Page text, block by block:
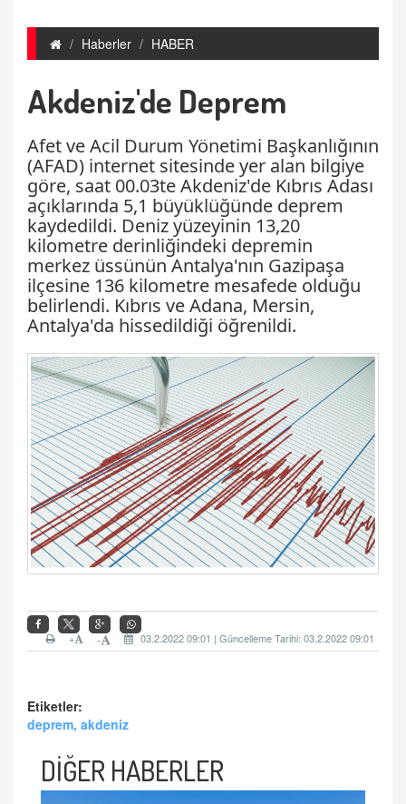
Haberler HABER
Akdeniz'de Deprem
Afet ve Acil Durum Yönetimi Başkanlığının
(AFAD) internet sitesinde yer alan bilgiye
göre, saat 00.03te Akdeniz'de Kıbrıs Adası
açıklarında 5,1 büyüklüğünde deprem
kaydedildi. Deniz yüzeyinin 13,20
kilometre derinliğindeki depremin
merkez üssünün Antalya'nın Gazipaşa
ilçesine 136 kilometre mesafede olduğu
belirlendi. Kıbrıs ve Adana, Mersin,
Antalya'da hissedildiği öğrenildi.
03.2.2022 09:01 | Güncelleme Tarihi: 03.2.2022 09:01
-
+
Etiketler:
deprem, akdeniz
DİĞER HABERLER